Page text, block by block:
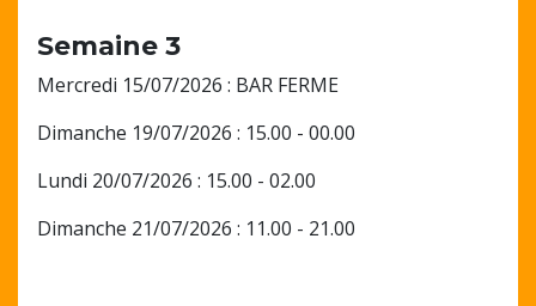
Semaine 3
Mercredi 15/07/2026 : BAR FERME
Dimanche 19/07/2026 : 15.00 - 00.00
Lundi 20/07/2026 : 15.00 - 02.00
Dimanche 21/07/2026 : 11.00 - 21.00